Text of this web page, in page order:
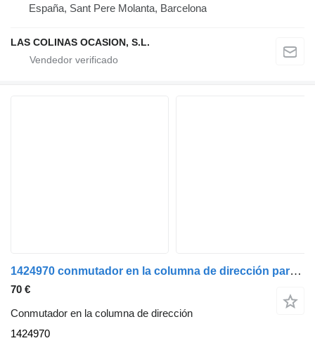
España, Sant Pere Molanta, Barcelona
LAS COLINAS OCASION, S.L.
1424970 conmutador en la columna de dirección para Scania Serie 4 (P/R 144 L)(1996->) camión
70 €
Conmutador en la columna de dirección
1424970